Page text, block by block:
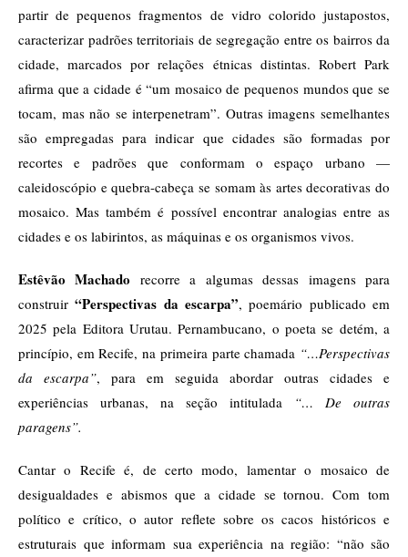
partir de pequenos fragmentos de vidro colorido justapostos,
caracterizar padrões territoriais de segregação entre os bairros da
cidade, marcados por relações étnicas distintas. Robert Park
afirma que a cidade é “um mosaico de pequenos mundos que se
tocam, mas não se interpenetram”. Outras imagens semelhantes
são empregadas para indicar que cidades são formadas por
recortes e padrões que conformam o espaço urbano —
caleidoscópio e quebra-cabeça se somam às artes decorativas do
mosaico. Mas também é possível encontrar analogias entre as
cidades e os labirintos, as máquinas e os organismos vivos.
Estêvão Machado recorre a algumas dessas imagens para
construir“Perspectivas da escarpa”, poemário publicado em
2025 pela Editora Urutau. Pernambucano, o poeta se detém, a
princípio, em Recife, na primeira parte chamada “…Perspectivas
da escarpa”, para em seguida abordar outras cidades e
experiências urbanas, na seção intitulada “… De outras
paragens”.
Cantar o Recife é, de certo modo, lamentar o mosaico de
desigualdades e abismos que a cidade se tornou. Com tom
político e crítico, o autor reflete sobre os cacos históricos e
estruturais que informam sua experiência na região: “não são